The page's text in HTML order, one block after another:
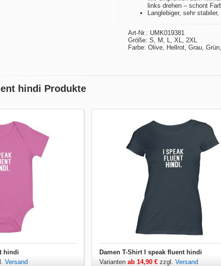
links drehen – schont
Langlebiger, sehr
Art-Nr.: UMK019381
Größe: S, M, L, XL, 2XL
Farbe: Olive, Hellrot, Grau,
hindi Produkte
hindi
Versand
Damen T-Shirt I speak fluent hindi
Varianten ab 14,90 €zzgl. Versand